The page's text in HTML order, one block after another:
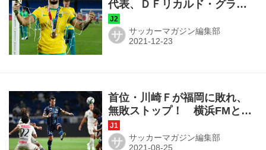
代表、ＤＦリカルド・グラッ
サが完全移籍加入「美しい物
語が始まるように」
サ サッカーマガジン編集部
首位・川崎Ｆが福岡に敗れ、
無敗ストップ！ 横浜FMとの
差はついに勝ち点1に！【Ｊ1
第26節まとめ】
サ サッカーマガジン編集部